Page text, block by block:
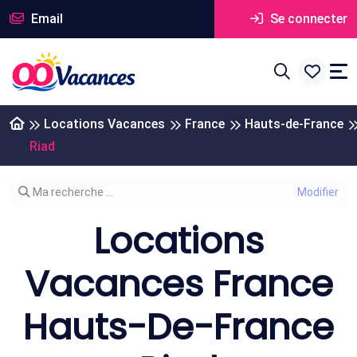
Email Se connecter
Locations Vacances France
Hauts-de-France
Riad
Modifier votre recherche
Ma recherche ...
Locations
Vacances France
Hauts-De-France